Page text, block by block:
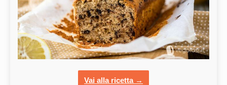
Vai alla ricetta →